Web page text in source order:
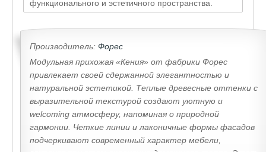
функционального и эстетичного пространства.
Производитель: Форес
Модульная прихожая «Кения» от фабрики Форес
привлекает своей сдержанной элегантностью и
натуральной эстетикой. Теплые древесные оттенки с
выразительной текстурой создают уютную и
welcoming атмосферу, напоминая о природной
гармонии. Четкие линии и лаконичные формы фасадов
подчеркивают современный характер мебели,